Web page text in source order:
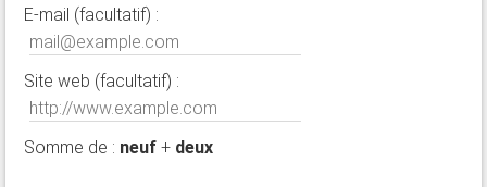
E-mail (facultatif) :
Site web (facultatif) :
Somme de : neuf + deux